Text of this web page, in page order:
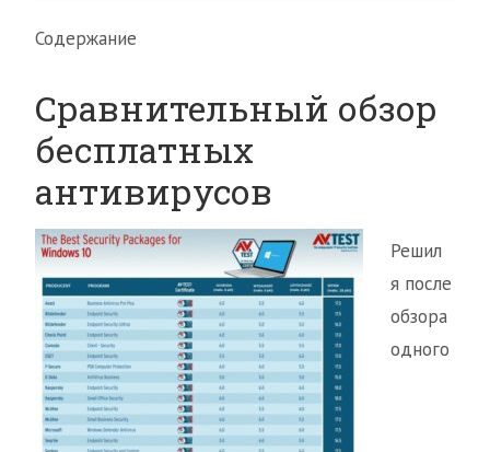
Содержание
Сравнительный обзор
бесплатных
антивирусов
Решил
я после
обзора
одного